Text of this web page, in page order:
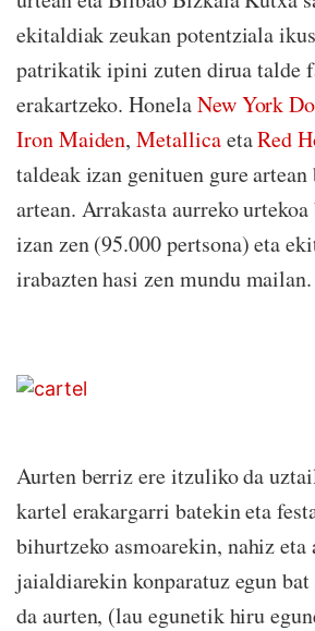
ekitaldiak zeukan potentziala
patrikatik ipini zuten dirua talde
erakartzeko. HonelaNew York
Iron Maiden,MetallicaetaRed
taldeak izan genituen gure artean
artean. Arrakasta aurreko
izan zen (95.000 pertsona) eta
irabazten hasi zen mundu mailan.
Aurten berriz ere itzuliko da
kartel erakargarri batekin eta
bihurtzeko asmoarekin, nahiz eta
jaialdiarekin konparatuz egun
da aurten, (lau egunetik hiru